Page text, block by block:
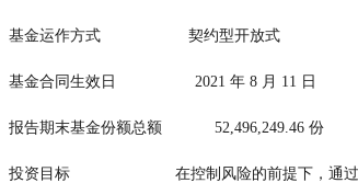
  基金运作方式                    契约型开放式
  基金合同生效日                  2021 年 8 月 11 日
  报告期末基金份额总额            52,496,249.46 份
投资目标                        在控制风险的前提下